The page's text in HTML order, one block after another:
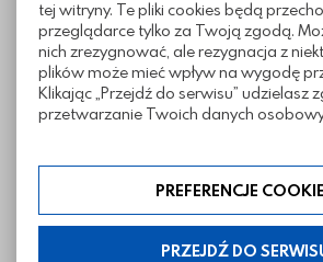
tej witryny. Te pliki cookies będą
przeglądarce tylko za Twoją zgodą.
nich zrezygnować, ale rezygnacja z
plików może mieć wpływ na wygodę
Klikając „Przejdź do serwisu” udzielasz
przetwarzanie Twoich danych
zakres klikając w „Preferencje cookies”.
możesz modyfikować udzielone zgody
informacje i regulaminy — ustawienia
PREFERENCJE
PRZEJDŹ DO
Realizacje z
łupanej Muro